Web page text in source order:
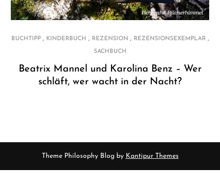
BUCHTIPP, KINDERBUCH , REZENSION , REZENSIONSEXEMPLAR,
SACHBUCH
Beatrix Mannel und Karolina Benz – Wer
schläft, wer wacht in der Nacht?
Theme Philosophy Blog by Kantipur Themes